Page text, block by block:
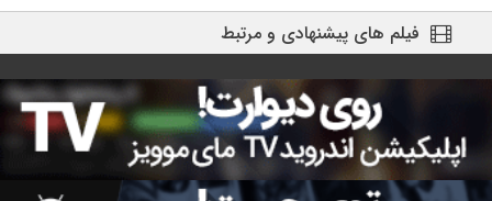
فیلم های پیشنهادی و مرتبط